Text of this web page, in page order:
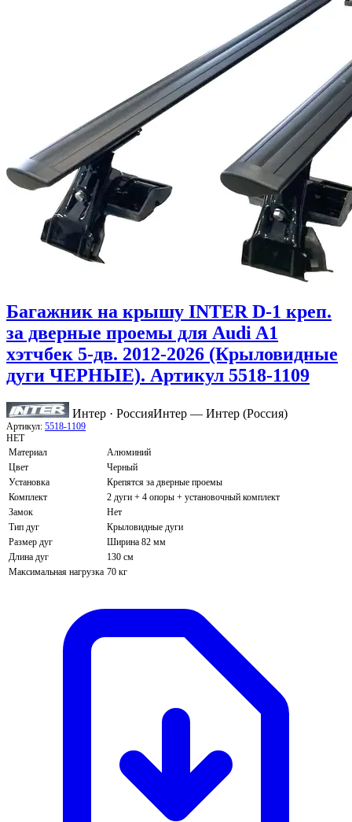
Багажник на крышу INTER D-1 креп.
за дверные проемы для Audi A1
хэтчбек 5-дв. 2012-2026 (Крыловидные
дуги ЧЕРНЫЕ). Артикул 5518-1109
Интер · РоссияИнтер — Интер (Россия)
Артикул: 5518-1109
НЕТ
Материал
Алюминий
Цвет
Черный
Установка
Крепятся за дверные проемы
Комплект
2 дуги + 4 опоры + установочный комплект
Замок
Нет
Тип дуг
Крыловидные дуги
Размер дуг
Ширина 82 мм
Длина дуг
130 см
Максимальная нагрузка 70 кг